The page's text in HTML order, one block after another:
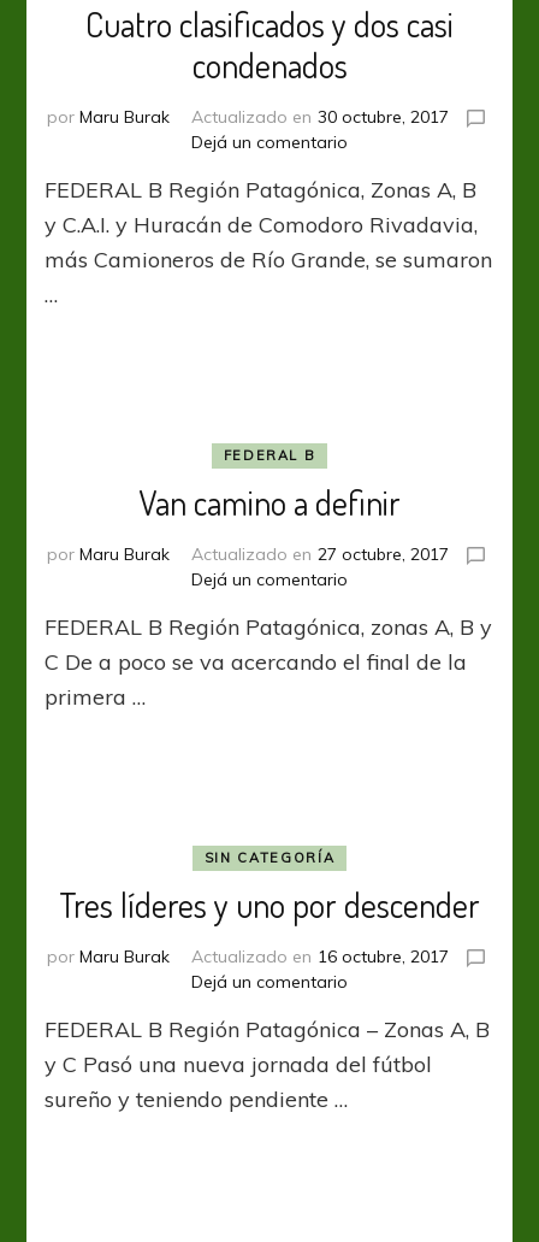
Cuatro clasificados y dos casi
condenados
por Maru Burak Actualizado en 30 octubre, 2017
Dejá un comentario
clasificados
y
casi
FEDERAL B Región Patagónica, Zonas A, B
y C.A.I. y Huracán de Comodoro Rivadavia,
más Camioneros de Río Grande, se sumaron
…
FEDERAL B
Van camino a definir
por Maru Burak Actualizado en 27 octubre, 2017
Dejá un comentario
camino
a
FEDERAL B Región Patagónica, zonas A, B y
C De a poco se va acercando el final de la
primera …
SIN CATEGORÍA
Tres líderes y uno por descender
por Maru Burak Actualizado en 16 octubre, 2017
Dejá un comentario
líderes
y
por
FEDERAL B Región Patagónica – Zonas A, B
y C Pasó una nueva jornada del fútbol
sureño y teniendo pendiente …